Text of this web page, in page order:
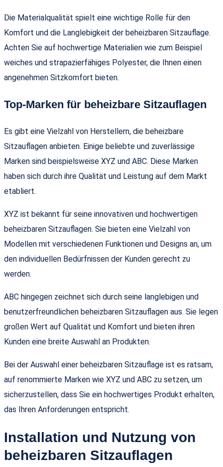
Die Materialqualität spielt eine wichtige Rolle für den
Komfort und die Langlebigkeit der beheizbaren Sitzauflage.
Achten Sie auf hochwertige Materialien wie zum Beispiel
weiches und strapazierfähiges Polyester, die Ihnen einen
angenehmen Sitzkomfort bieten.
Top-Marken für beheizbare Sitzauflagen
Es gibt eine Vielzahl von Herstellern, die beheizbare
Sitzauflagen anbieten. Einige beliebte und zuverlässige
Marken sind beispielsweise XYZ und ABC. Diese Marken
haben sich durch ihre Qualität und Leistung auf dem Markt
etabliert.
XYZ ist bekannt für seine innovativen und hochwertigen
beheizbaren Sitzauflagen. Sie bieten eine Vielzahl von
Modellen mit verschiedenen Funktionen und Designs an, um
den individuellen Bedürfnissen der Kunden gerecht zu
werden.
ABC hingegen zeichnet sich durch seine langlebigen und
benutzerfreundlichen beheizbaren Sitzauflagen aus. Sie legen
großen Wert auf Qualität und Komfort und bieten ihren
Kunden eine breite Auswahl an Produkten.
Bei der Auswahl einer beheizbaren Sitzauflage ist es ratsam,
auf renommierte Marken wie XYZ und ABC zu setzen, um
sicherzustellen, dass Sie ein hochwertiges Produkt erhalten,
das Ihren Anforderungen entspricht.
Installation und Nutzung von
beheizbaren Sitzauflagen